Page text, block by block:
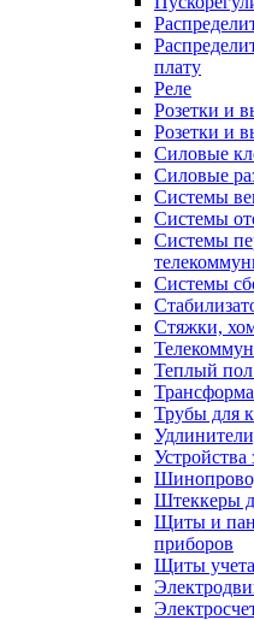
плату
Реле
Розетки и
Розетки и
Силовые
Силовые
Системы
Системы
Системы
Системы
Стяжки,
Теплый пол
Трубы для
Штеккеры
Щиты и
приборов
Щиты учета